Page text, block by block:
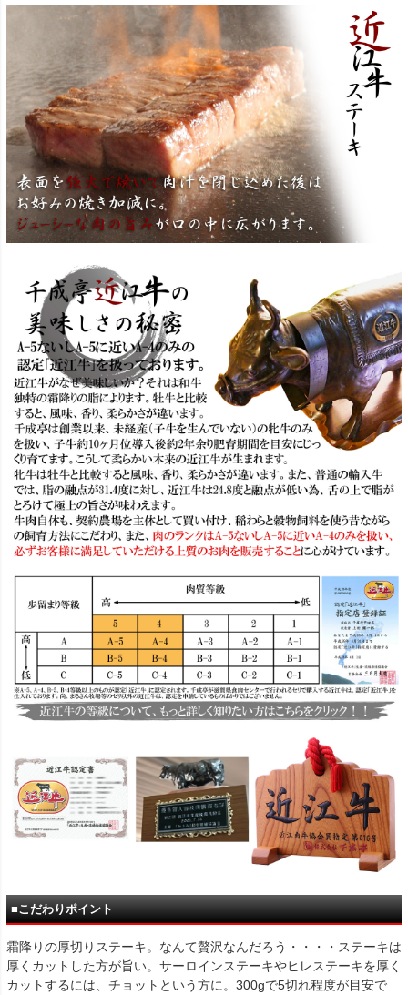
■こだわりポイント
霜降りの厚切りステーキ。なんて贅沢なんだろう・・・・ステーキは
厚くカットした方が旨い。サーロインステーキやヒレステーキを厚く
カットするには、チョットという方に。300gで5切れ程度が目安で